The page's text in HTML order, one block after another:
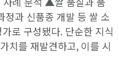
과 신품종 개발 등 쌀 소
로 구성됐다. 단순한 지식
치를 재발견하고, 이를 시